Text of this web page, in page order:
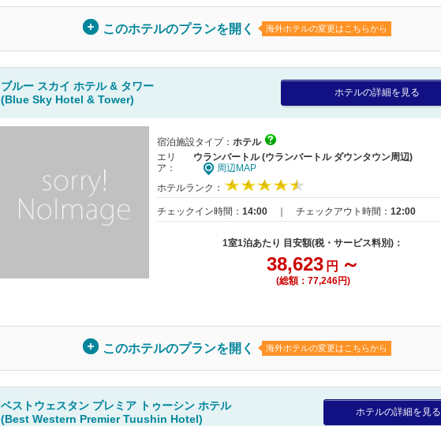
このホテルのプランを開く 海外ホテルの変更はこちらから
ブルー スカイ ホテル & タワー
(Blue Sky Hotel & Tower)
ホテルの詳細を見る
宿泊施設タイプ： ホテル
エリ
ア：
ウランバートル (ウランバートル ダウンタウン周辺)
周辺MAP
ホテルランク：
チェックイン時間： 14:00 チェックアウト時間： 12:00
1室1泊あたり 目安額(税・サービス料別)：
38,623 円 ～
(総額：77,246円)
このホテルのプランを開く 海外ホテルの変更はこちらから
ベストウェスタン プレミア トゥーシン ホテル
(Best Western Premier Tuushin Hotel)
ホテルの詳細を見る